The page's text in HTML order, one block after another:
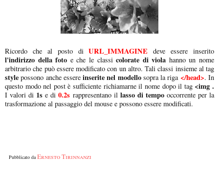
Ricordo che al posto diURL_IMMAGINE deve essere inserito
l'indirizzo della foto e che le classicolorate di viola hanno un nome
arbitrario che può essere modificato con un altro. Tali classi insieme al tag
style possono anche essereinserite nel modellosopra la riga </head>. In
questo modo nel post è sufficiente richiamarne il nome dopo il tag <img .
I valori di 1se di 0.2s rappresentano il lasso di tempooccorrente per la
trasformazione al passaggio del mouse e possono essere modificati.
Pubblicato daErnesto Tirinnanzi